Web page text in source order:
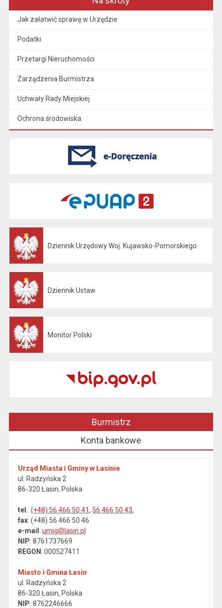
Jak załatwić sprawę w Urzędzie
Podatki
Przetargi Nieruchomości
Zarządzenia Burmistrza
Uchwały Rady Miejskiej
Ochrona środowiska
Dziennik Urzędowy Woj. Kujawsko-Pomorskiego
Dziennik Ustaw
Monitor Polski
Burmistrz
Konta bankowe
Urząd Miasta i Gminy w Łasinie
ul. Radzyńska 2
86-320 Łasin, Polska
tel .:(+48) 56 466 50 41, 56 466 50 43,
fax: (+48) 56 466 50 46
e-mail :umig@lasin.pl
NIP: 8761737669
REGON : 000527411
Miasto i Gmina Łasin
ul. Radzyńska 2
86-320 Łasin, Polska
NIP: 8762246666